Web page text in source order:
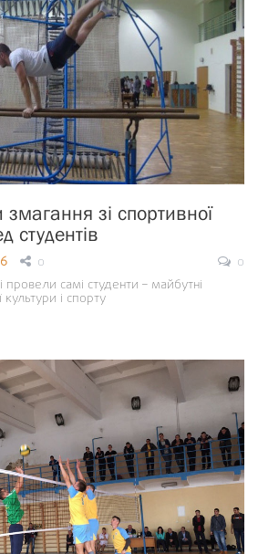
зі спортивної
студентів
0
0
провели самі студенти – майбутні
культури і спорту